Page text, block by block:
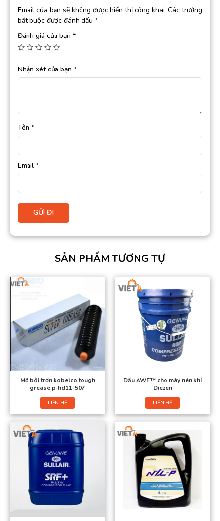
Email của bạn sẽ không được hiển thị công khai. Các trường
bắt buộc được đánh dấu *
Đánh giá của bạn *
Nhận xét của bạn *
Tên *
Email *
SẢN PHẨM TƯƠNG TỰ
Mỡ bôi trơn kobelco tough
grease p-hd11-507
LIÊN HỆ
Dầu AWF™ cho máy nén khí
Diezen
LIÊN HỆ